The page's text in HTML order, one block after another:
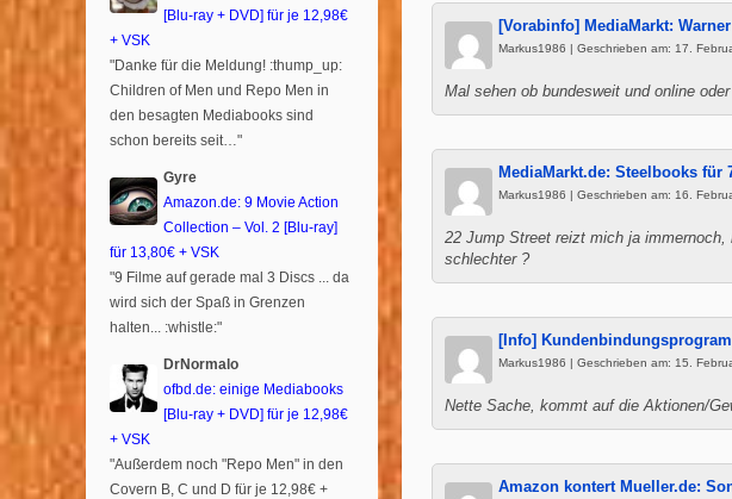
[Vorabinfo] MediaMarkt:
Markus1986 | Geschrieben am: 17.
Mal sehen ob bundesweit und online
MediaMarkt.de: Steelbooks für
Markus1986 | Geschrieben am: 16.
22 Jump Street reizt mich ja
schlechter ?
[Info]
Markus1986 | Geschrieben am: 15.
Nette Sache, kommt auf die Aktionen/
Amazon kontert Mueller.de:
[Blu-ray + DVD] für je 12,98€
+ VSK
"Danke für die Meldung! :thump_up:
Children of Men und Repo Men in
den besagten Mediabooks sind
schon bereits seit…"
Gyre
Amazon.de: 9 Movie Action
Collection – Vol. 2 [Blu-ray]
für 13,80€ + VSK
"9 Filme auf gerade mal 3 Discs ... da
wird sich der Spaß in Grenzen
halten... :whistle:"
DrNormalo
ofbd.de: einige Mediabooks
[Blu-ray + DVD] für je 12,98€
+ VSK
"Außerdem noch "Repo Men" in den
Covern B, C und D für je 12,98€ +